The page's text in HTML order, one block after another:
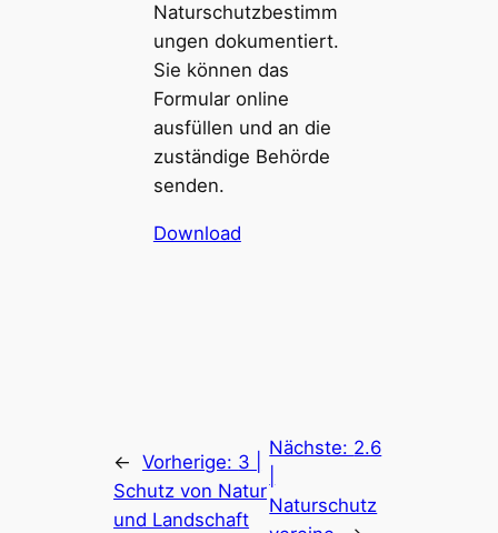
Naturschutzbestimm
ungen dokumentiert.
Sie können das
Formular online
ausfüllen und an die
zuständige Behörde
senden.
Download
← Vorherige: 3 |
Schutz von Natur
und Landschaft
Nächste: 2.6
Naturschutz